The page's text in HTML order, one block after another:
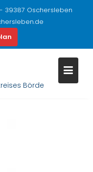
39387 Oschersleben
Börde